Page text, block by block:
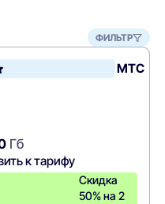
ФИЛЬТР
МТС
Гб
к тарифу
Скидка
50% на 2